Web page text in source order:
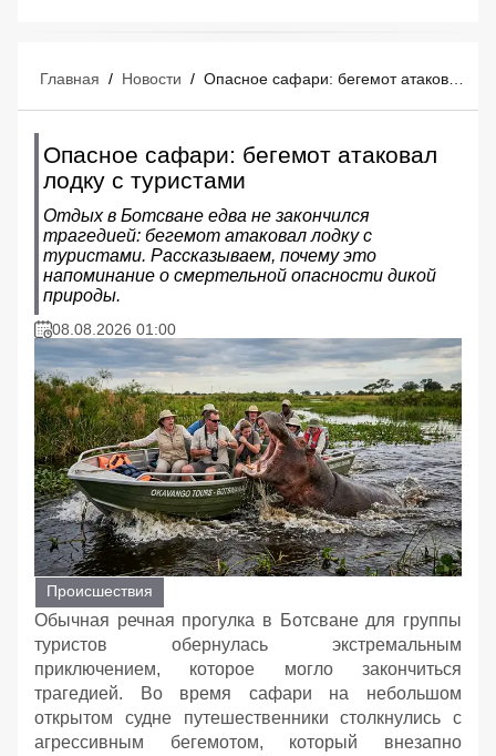
Главная / Новости /
Опасное сафари: бегемот атаковал
лодку с туристами
Отдых в Ботсване едва не закончился
трагедией: бегемот атаковал лодку с
туристами. Рассказываем, почему это
напоминание о смертельной опасности дикой
природы.
08.08.2026 01:00
Происшествия
Обычная речная прогулка в Ботсване для группы
туристов обернулась экстремальным
приключением, которое могло закончиться
трагедией. Во время сафари на небольшом
открытом судне путешественники столкнулись с
агрессивным бегемотом, который внезапно